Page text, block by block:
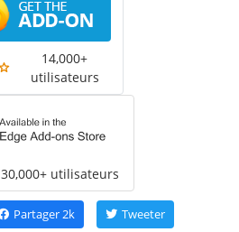
14,000+
utilisateurs
30,000+ utilisateurs
Partager2k Tweeter